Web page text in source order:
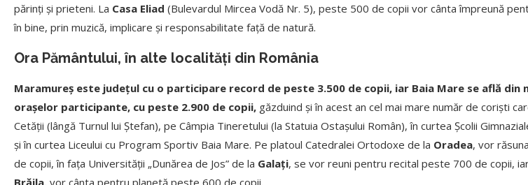
părinți și prieteni. La Casa Eliad (Bulevardul Mircea Vodă Nr. 5), peste 500 de copii vor cânta împreună
în bine, prin muzică, implicare și responsabilitate față de natură.
Ora Pământului, în alte localități din România
Maramureș este județul cu o participare record de peste 3.500 de copii, iar Baia Mare se află din
orașelor participante, cu peste 2.900 de copii, găzduind și în acest an cel mai mare număr de coriști
Cetății (lângă Turnul lui Ștefan), pe Câmpia Tineretului (la Statuia Ostașului Român), în curtea Școlii
și în curtea Liceului cu Program Sportiv Baia Mare. Pe platoul Catedralei Ortodoxe de la Oradea, vor
de copii, în fața Universității „Dunărea de Jos” de la Galați, se vor reuni pentru recital peste 700 de copii,
Brăila, vor cânta pentru planetă peste 600 de copii.